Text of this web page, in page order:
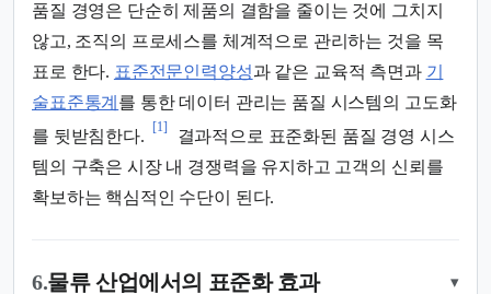
품질 경영은 단순히 제품의 결함을 줄이는 것에 그치지
않고, 조직의 프로세스를 체계적으로 관리하는 것을 목
표로 한다. 표준전문인력양성과 같은 교육적 측면과 기
술표준통계 를 통한 데이터 관리는 품질 시스템의 고도화
를 뒷받침한다.
[1]
결과적으로 표준화된 품질 경영 시스
템의 구축은 시장 내 경쟁력을 유지하고 고객의 신뢰를
확보하는 핵심적인 수단이 된다.
6.물류 산업에서의 표준화 효과 ▾